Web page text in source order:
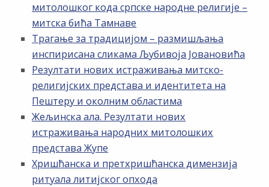
митолошког кода српске народне религије –
митска бића Тамнаве
Трагање за традицијом – размишљања
инспирисана сликама Љубивоја Јовановића
Резултати нових истраживања митско-
религијских представа и идентитета на
Пештеру и околним областима
Жељинска ала. Резултати нових
истраживања народних митолошких
представа Жупе
Хришћанска и претхришћанска димензија
ритуала литијског опхода